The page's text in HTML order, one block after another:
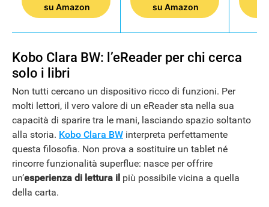
APPLE
su Amazon
su Amazon
Kobo Clara BW: l’eReader per chi cerca
solo i libri
Non tutti cercano un dispositivo ricco di funzioni. Per
molti lettori, il vero valore di un eReader sta nella sua
capacità di sparire tra le mani, lasciando spazio soltanto
alla storia. Kobo Clara BW interpreta perfettamente
questa filosofia. Non prova a sostituire un tablet né
rincorre funzionalità superflue: nasce per offrire
un’esperienza di lettura il più possibile vicina a quella
della carta.